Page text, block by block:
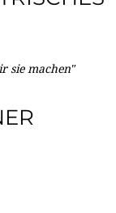
sie machen"